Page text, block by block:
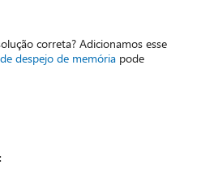
correta? Adicionamos esse
despejo de memória pode